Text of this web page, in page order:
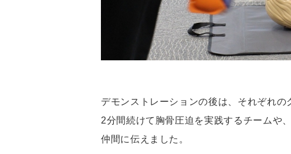
デモンストレーションの後は、それぞれの
2分間続けて胸骨圧迫を実践するチームや
仲間に伝えました。